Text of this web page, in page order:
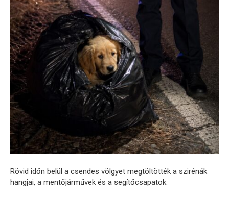
Rövid időn belül a csendes völgyet megtöltötték a szirénák
hangjai, a mentőjárművek és a segítőcsapatok.